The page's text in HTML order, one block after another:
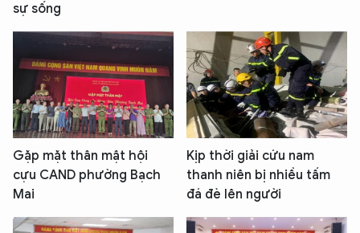
sự sống
Gặp mặt thân mật hội
cựu CAND phường Bạch
Mai
Kịp thời giải cứu nam
thanh niên bị nhiều tấm
đá đè lên người